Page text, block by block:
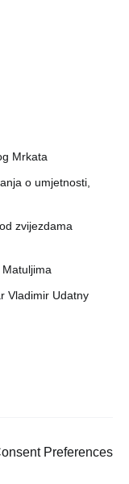
Mrkata
o umjetnosti,
zvijezdama
Vladimir Udatny
Preferences